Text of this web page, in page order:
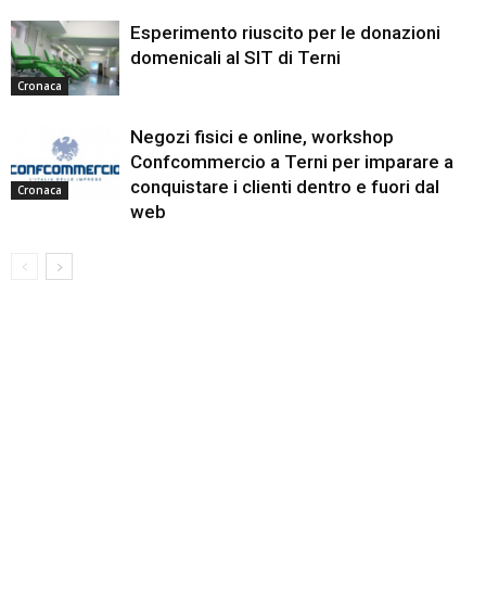
Cronaca
Esperimento riuscito per le donazioni
domenicali al SIT di Terni
Cronaca
Negozi fisici e online, workshop
Confcommercio a Terni per imparare a
conquistare i clienti dentro e fuori dal
web